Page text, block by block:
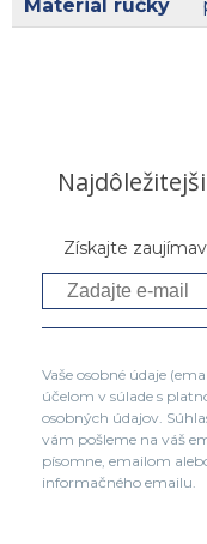
Materiál rúčky
Získajte
Vaše osobné údaje
účelom v súlade s
osobných údajov.
vám pošleme na váš
písomne, emailom
informačného emailu.